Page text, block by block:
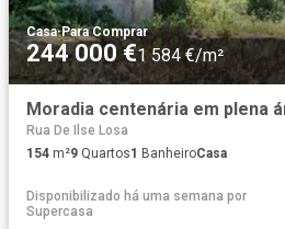
Casa·Para Comprar
244 000 €1 584 €/m²
Rua De Ilse Losa
154 m²9 Quartos1 BanheiroCasa
Disponibilizado há uma semana por
Supercasa